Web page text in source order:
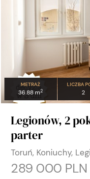
METRAŻ
36.88 m2
LICZBA
2
Legionów, 2
parter
Toruń, Koniuchy,
289 000 PLN